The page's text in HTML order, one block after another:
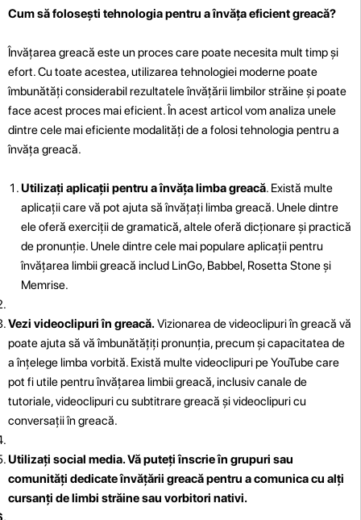
Cum să folosești tehnologia pentru a învăța eficient greacă?
Învățarea greacă este un proces care poate necesita mult timp și
efort. Cu toate acestea, utilizarea tehnologiei moderne poate
îmbunătăți considerabil rezultatele învățării limbilor străine și poate
face acest proces mai eficient. În acest articol vom analiza unele
dintre cele mai eficiente modalități de a folosi tehnologia pentru a
învăța greacă.
Utilizați aplicații pentru a învăța limba greacă. Există multe
aplicații care vă pot ajuta să învățați limba greacă. Unele dintre
ele oferă exerciții de gramatică, altele oferă dicționare și practică
de pronunție. Unele dintre cele mai populare aplicații pentru
învățarea limbii greacă includ LinGo, Babbel, Rosetta Stone și
Memrise.
Vezi videoclipuri în greacă.Vizionarea de videoclipuri în greacă vă
poate ajuta să vă îmbunătățiți pronunția, precum și capacitatea de
a înțelege limba vorbită. Există multe videoclipuri pe YouTube care
pot fi utile pentru învățarea limbii greacă, inclusiv canale de
tutoriale, videoclipuri cu subtitrare greacă și videoclipuri cu
conversații în greacă.
Utilizați social media. Vă puteți înscrie în grupuri sau
comunități dedicate învățării greacă pentru a comunica cu alți
cursanți de limbi străine sau vorbitori nativi.